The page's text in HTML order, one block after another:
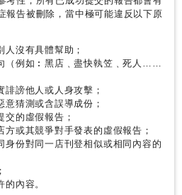
報告被刪除，當中極可能違反以下原
人沒有具體幫助；
（例如︰黑店﹑盡快執笠﹑死人……
謗他人或人身攻擊；
猜測或含誤導成份；
交的虛假報告；
方或其競爭對手發表的虛假報告；
身份對同一店刊登相似或相同內容的
內容。